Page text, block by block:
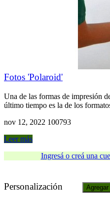
Fotos 'Polaroid'
Una de las formas de impresión
último tiempo es la de los
nov 12, 2022 100793
Leer más
Ingresá o creá una
Personalización Agregar